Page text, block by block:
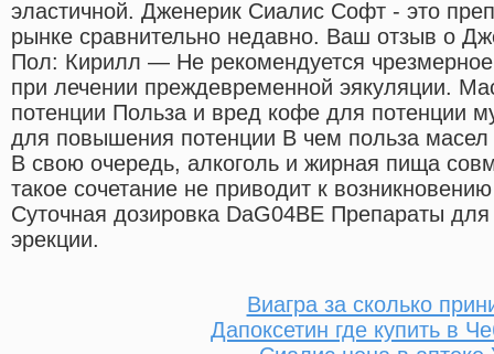
эластичной. Дженерик Сиалис Софт - это
рынке сравнительно недавно. Ваш отзыв о
Пол: Кирилл — Не рекомендуется чрезмерное
при лечении преждевременной эякуляции.
потенции Польза и вред кофе для потенции
для повышения потенции В чем польза
В свою очередь, алкоголь и жирная пища
такое сочетание не приводит к
Суточная дозировка DaG04BE Препараты
эрекции.
Виагра за сколько
Дапоксетин где купить в